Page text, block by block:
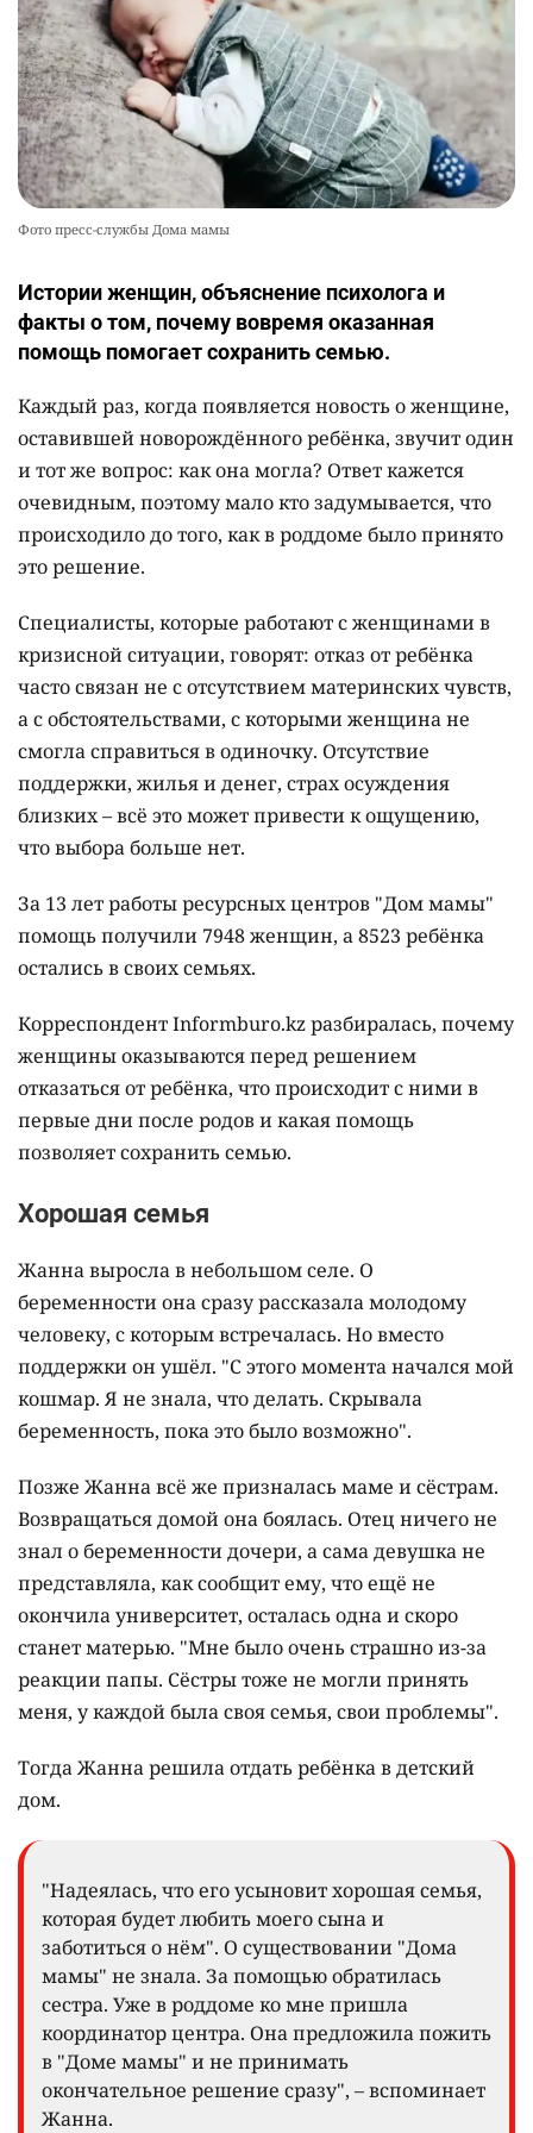
Фото пресс-службы Дома мамы
Истории женщин, объяснение психолога и
факты о том, почему вовремя оказанная
помощь помогает сохранить семью.
Каждый раз, когда появляется новость о женщине,
оставившей новорождённого ребёнка, звучит один
и тот же вопрос: как она могла? Ответ кажется
очевидным, поэтому мало кто задумывается, что
происходило до того, как в роддоме было принято
это решение.
Специалисты, которые работают с женщинами в
кризисной ситуации, говорят: отказ от ребёнка
часто связан не с отсутствием материнских чувств,
а с обстоятельствами, с которыми женщина не
смогла справиться в одиночку. Отсутствие
поддержки, жилья и денег, страх осуждения
близких – всё это может привести к ощущению,
что выбора больше нет.
За 13 лет работы ресурсных центров "Дом мамы"
помощь получили 7948 женщин, а 8523 ребёнка
остались в своих семьях.
Корреспондент Informburo.kz разбиралась, почему
женщины оказываются перед решением
отказаться от ребёнка, что происходит с ними в
первые дни после родов и какая помощь
позволяет сохранить семью.
Хорошая семья
Жанна выросла в небольшом селе. О
беременности она сразу рассказала молодому
человеку, с которым встречалась. Но вместо
поддержки он ушёл. "С этого момента начался мой
кошмар. Я не знала, что делать. Скрывала
беременность, пока это было возможно".
Позже Жанна всё же призналась маме и сёстрам.
Возвращаться домой она боялась. Отец ничего не
знал о беременности дочери, а сама девушка не
представляла, как сообщит ему, что ещё не
окончила университет, осталась одна и скоро
станет матерью. "Мне было очень страшно из-за
реакции папы. Сёстры тоже не могли принять
меня, у каждой была своя семья, свои проблемы".
Тогда Жанна решила отдать ребёнка в детский
дом.
"Надеялась, что его усыновит хорошая семья,
которая будет любить моего сына и
заботиться о нём". О существовании "Дома
мамы" не знала. За помощью обратилась
сестра. Уже в роддоме ко мне пришла
координатор центра. Она предложила пожить
в "Доме мамы" и не принимать
окончательное решение сразу", – вспоминает
Жанна.